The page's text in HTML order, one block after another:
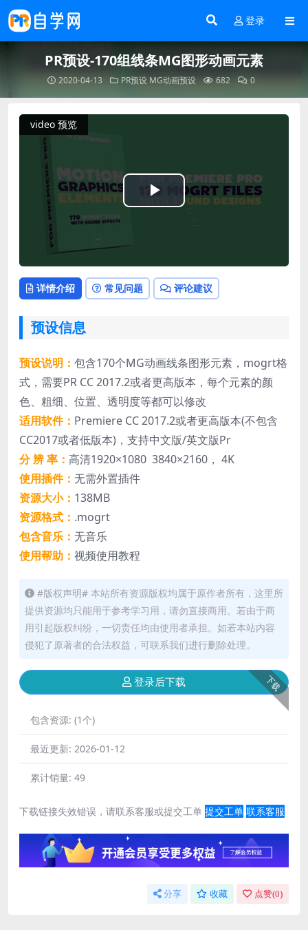
登录
PR预设-170组线条MG图形动画元素
2020-04-13 PR预设 MG动画预设 682 0
video 预览
Play
详情介绍 常见问题 评论建议
预设信息
预设说明： 包含170个MG动画线条图形元素，mogrt格
式，需要PR CC 2017.2或者更高版本，每个元素的颜
色、粗细、位置、透明度等都可以修改
适用软件： Premiere CC 2017.2或者更高版本(不包含
CC2017或者低版本)，支持中文版/英文版Pr
分 辨 率： 高清1920×1080 3840×2160， 4K
使用插件： 无需外置插件
资源大小： 138MB
资源格式： .mogrt
包含音乐： 无音乐
使用帮助： 视频使用教程
#版权声明# 本站所有资源版权均属于原作者所有，这里所
提供资源均只能用于参考学习用，请勿直接商用。若由于商
用引起版权纠纷，一切责任均由使用者承担。如若本站内容
侵犯了原著者的合法权益，可联系我们进行删除处理。
下载
登录后下载
包含资源: (1个)
最近更新: 2026-01-12
累计销量: 49
下载链接失效错误，请联系客服或提交工单 提交工单 联系客服
分享 收藏 点赞(0)